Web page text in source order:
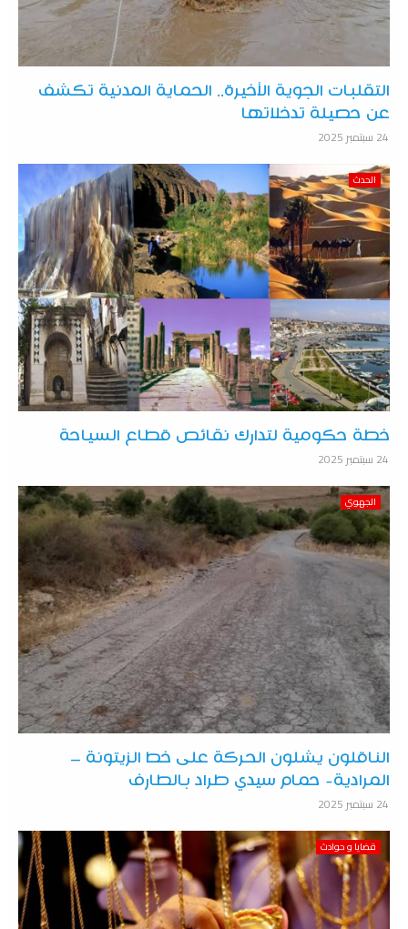
التقلبات الجوية الأخيرة.. الحماية المدنية تكشف
عن حصيلة تدخلاتها
24 سبتمبر 2025
الحدث
خطة حكومية لتدارك نقائص قطاع السياحة
24 سبتمبر 2025
الجهوي
الناقلون يشلون الحركة على خط الزيتونة –
المرادية- حمام سيدي طراد بالطارف
24 سبتمبر 2025
قضايا و حوادث